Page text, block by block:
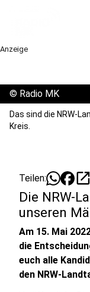
Anzeige
© Radio MK
Das sind die NRW-
Kreis.
Teilen: open_in_new
Die NRW-
unseren
Am 15. Mai
die
euch alle
den NRW-